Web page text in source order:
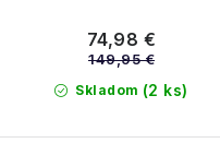
Skladom (2 ks)
74,98 €
149,95 €